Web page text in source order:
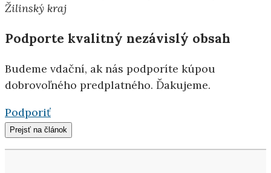
Žilinský kraj
Podporte kvalitný nezávislý obsah
Budeme vdační, ak nás podporíte kúpou
dobrovoľného predplatného. Ďakujeme.
Podporiť
Prejsť na článok